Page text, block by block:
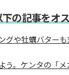
の記事をオ
グや牡蠣バター
う。ケンタの「